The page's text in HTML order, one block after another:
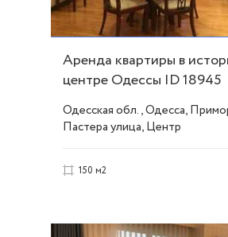
Аренда квартиры в
центре Одессы ID 18945
Одесская обл., Одесса,
Пастера улица, Центр
150 м2